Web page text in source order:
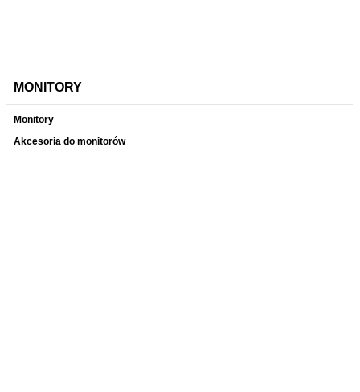
MONITORY
Monitory
Akcesoria do monitorów